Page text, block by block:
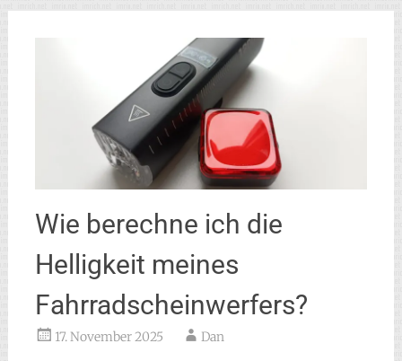
Wie berechne ich die
Helligkeit meines
Fahrradscheinwerfers?
17. November 2025 Dan